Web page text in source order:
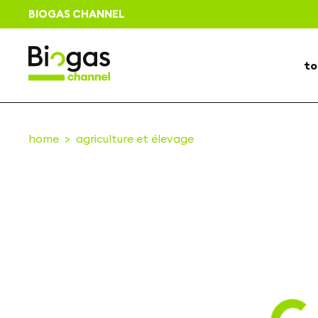
BIOGAS CHANNEL
home agriculture et élevage